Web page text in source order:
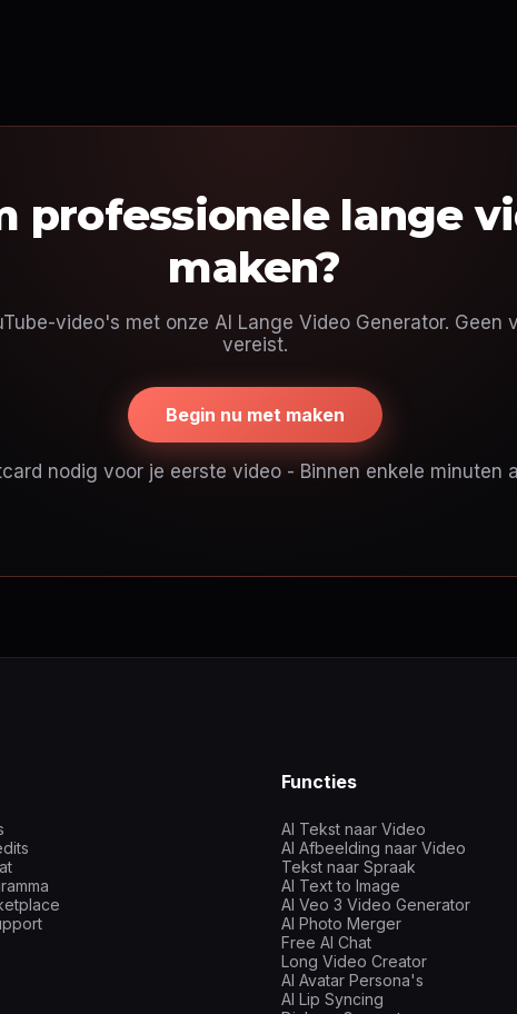
professionele lange
maken?
video's met onze AI Lange Video Generator. Geen
vereist.
Begin nu met maken
nodig voor je eerste video - Binnen enkele minuten
Functies
AI Tekst naar Video
AI Afbeelding naar Video
Tekst naar Spraak
AI Text to Image
AI Veo 3 Video Generator
AI Photo Merger
Free AI Chat
Long Video Creator
AI Avatar Persona's
AI Lip Syncing